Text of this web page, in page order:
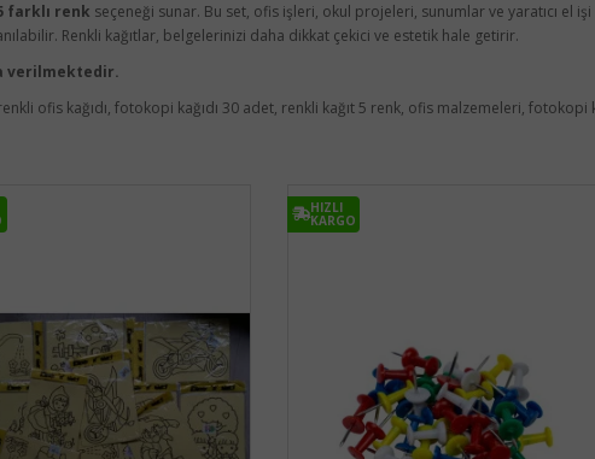
farklı renk seçeneği sunar. Bu set, ofis işleri, okul projeleri, sunumlar ve yaratıcı el
Renkli kağıtlar, belgelerinizi daha dikkat çekici ve estetik hale getirir.
verilmektedir.
ofis kağıdı, fotokopi kağıdı 30 adet, renkli kağıt 5 renk, ofis malzemeleri, fotokopi
HIZLI
KARGO